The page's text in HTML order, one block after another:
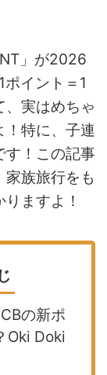
」が2026
イント＝1
、実はめちゃ
！特に、子連
す！この記事
族旅行をも
ますよ！
の新ポ
Oki Doki